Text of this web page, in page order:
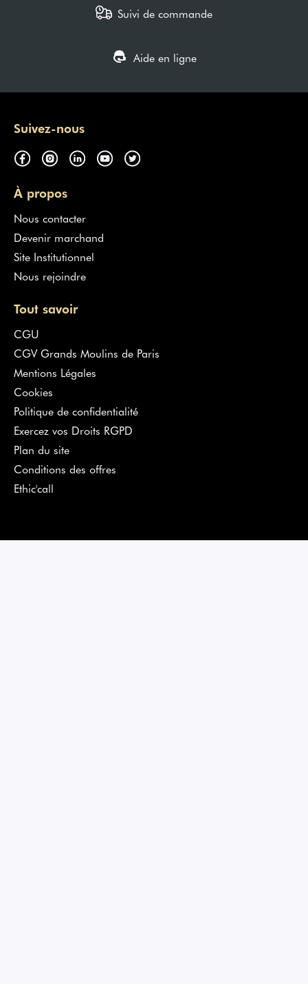
Suivi de commande
Aide en ligne
Suivez-nous
À propos
Nous contacter
Devenir marchand
Site Institutionnel
Nous rejoindre
Tout savoir
CGU
CGV Grands Moulins de Paris
Mentions Légales
Cookies
Politique de confidentialité
Exercez vos Droits RGPD
Plan du site
Conditions des offres
Ethic'call